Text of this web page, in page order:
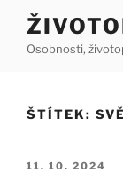
Přejít
obsahuOsobnosti,
ŠTÍTEK:
PUBLIKOVÁNO
11. 10. 2024